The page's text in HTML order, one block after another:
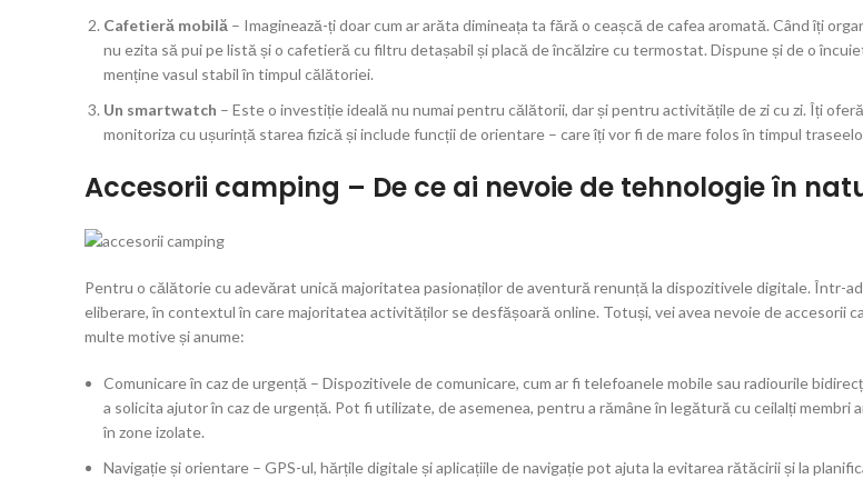
Cafetieră mobilă – Imaginează-ți doar cum ar arăta dimineața ta fără o ceașcă de cafea aromată. Când îți
nu ezita să pui pe listă și o cafetieră cu filtru detașabil și placă de încălzire cu termostat. Dispune și de o
menține vasul stabil în timpul călătoriei.
Un smartwatch – Este o investiție ideală nu numai pentru călătorii, dar și pentru activitățile de zi cu zi. Îți
monitoriza cu ușurință starea fizică și include funcții de orientare – care îți vor fi de mare folos în timpul
Accesorii camping – De ce ai nevoie de tehnologie în
Pentru o călătorie cu adevărat unică majoritatea pasionaților de aventură renunță la dispozitivele digitale. Într-
eliberare, în contextul în care majoritatea activităților se desfășoară online. Totuși, vei avea nevoie de accesorii
multe motive și anume:
Comunicare în caz de urgență – Dispozitivele de comunicare, cum ar fi telefoanele mobile sau radiourile
a solicita ajutor în caz de urgență. Pot fi utilizate, de asemenea, pentru a rămâne în legătură cu ceilalți membri
în zone izolate.
Navigație și orientare – GPS-ul, hărțile digitale și aplicațiile de navigație pot ajuta la evitarea rătăcirii și la